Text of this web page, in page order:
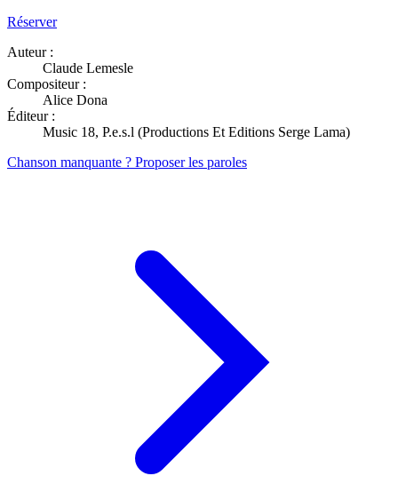
Réserver
Auteur :
Claude Lemesle
Compositeur :
Alice Dona
Éditeur :
Music 18, P.e.s.l (Productions Et Editions Serge Lama)
Chanson manquante ? Proposer les paroles